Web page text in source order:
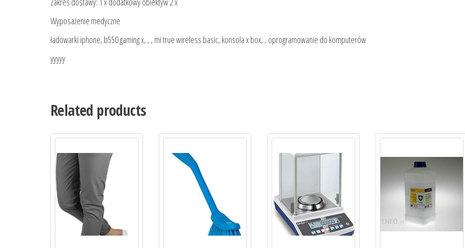
Wyposażenie medyczne
ładowarki iphone, b550 gaming x, , , mi true wireless basic, konsola x box, , oprogramowanie do komputerów
yyyyy
Related products